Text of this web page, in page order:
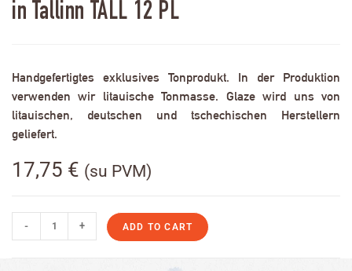
in Tallinn TALL 12 PL
Handgefertigtes exklusives Tonprodukt. In der Produktion
verwenden wir litauische Tonmasse. Glaze wird uns von
litauischen, deutschen und tschechischen Herstellern
geliefert.
17,75 € (su PVM)
- + ADD TO CART